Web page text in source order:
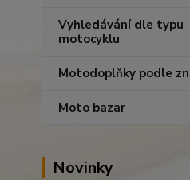
Vyhledávání dle typu
motocyklu
Motodoplňky podle
Moto bazar
Novinky